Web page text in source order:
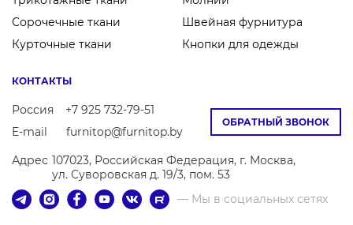
Сорочечные ткани
Курточные ткани
Швейная фурнитура
Кнопки для одежды
ОБРАТНЫЙ ЗВОНОК
КОНТАКТЫ
Россия
+7 925 732-79-51
E-mail
furnitop@furnitop.by
Адрес 107023, Российская Федерация, г. Москва,
ул. Суворовская д. 19/3, пом. 53
— Мы в социальных сетях